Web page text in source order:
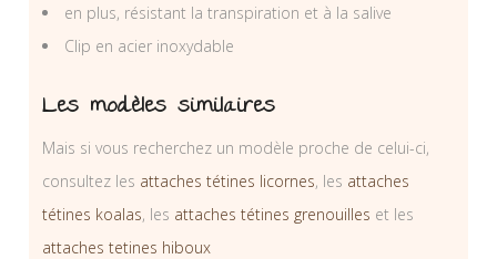
en plus, résistant la transpiration et à la salive
Clip en acier inoxydable
Les modèles similaires
Mais si vous recherchez un modèle proche de celui-ci,
consultez les attaches tétines licornes, les attaches
tétines koalas, les attaches tétines grenouilles et les
attaches tetines hiboux